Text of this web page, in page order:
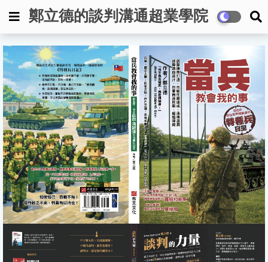
鄭立德的談判溝通超業學院